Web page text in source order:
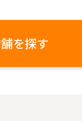
を探す